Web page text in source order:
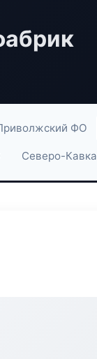
ФО
Северо-